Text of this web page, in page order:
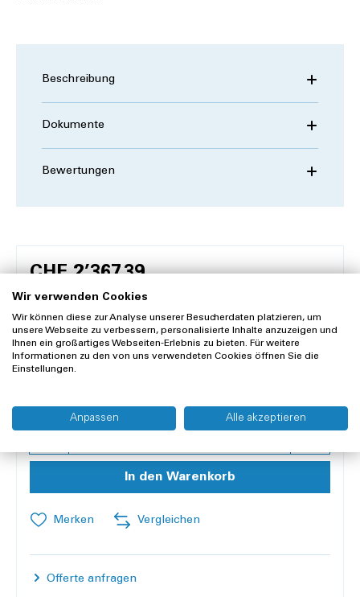
Beschreibung
Dokumente
Bewertungen
CHF 2’367.39
CHF 2’190.00 zzgl. 8.1 % MwSt.
Lieferzeit 1-3 Werktage
Nur 1 Stück an Lager
Inhalt:2 Stück
In den Warenkorb
Merken Vergleichen
Offerte anfragen
Wir verwenden Cookies
Wir können diese zur Analyse unserer Besucherdaten platzieren, um
unsere Webseite zu verbessern, personalisierte Inhalte anzuzeigen und
Ihnen ein großartiges Webseiten-Erlebnis zu bieten. Für weitere
Informationen zu den von uns verwendeten Cookies öffnen Sie die
Einstellungen.
Anpassen Alle akzeptieren